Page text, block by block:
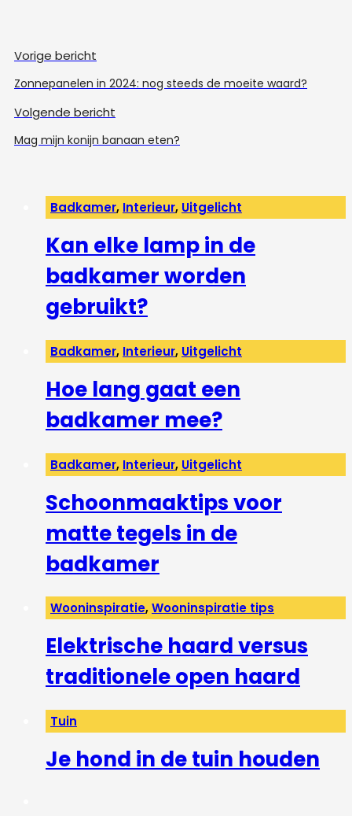
Vorige bericht
Zonnepanelen in 2024: nog steeds de moeite waard?
Volgende bericht
Mag mijn konijn banaan eten?
Badkamer, Interieur, Uitgelicht
Kan elke lamp in de
badkamer worden
gebruikt?
Badkamer, Interieur, Uitgelicht
Hoe lang gaat een
badkamer mee?
Badkamer, Interieur, Uitgelicht
Schoonmaaktips voor
matte tegels in de
badkamer
Wooninspiratie,Wooninspiratie tips
Elektrische haard versus
traditionele open haard
Tuin
Je hond in de tuin houden